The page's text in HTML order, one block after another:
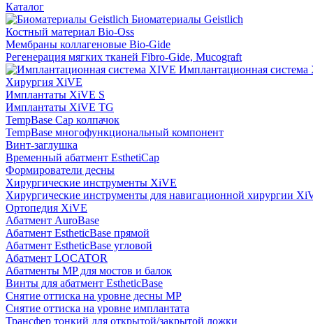
Каталог
Биоматериалы Geistlich
Костный материал Bio-Oss
Мембраны коллагеновые Bio-Gide
Регенерация мягких тканей Fibro-Gide, Mucograft
Имплантационная
Хирургия XiVE
Имплантаты XiVE S
Имплантаты XiVE TG
TempBase Cap колпачок
TempBase многофункциональный компонент
Винт-заглушка
Временный абатмент EsthetiCap
Формирователи десны
Хирургические инструменты XiVE
Хирургические инструменты для навигационной хирургии
Ортопедия XiVE
Абатмент AuroBase
Абатмент EstheticBase прямой
Абатмент EstheticBase угловой
Абатмент LOCATOR
Абатменты MP для мостов и балок
Винты для абатмент EstheticBase
Снятие оттиска на уровне десны MP
Снятие оттиска на уровне имплантата
Трансфер тонкий для открытой/закрытой ложки